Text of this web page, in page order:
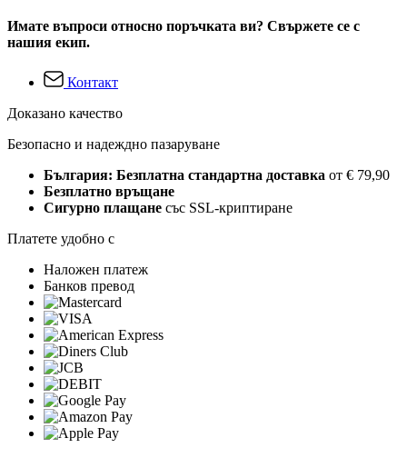
Имате въпроси относно поръчката ви? Свържете се с
нашия екип.
Контакт
Доказано качество
Безопасно и надеждно пазаруване
България: Безплатна стандартна доставка от € 79,90
Безплатно връщане
Сигурно плащане със SSL-криптиране
Платете удобно с
Наложен платеж
Банков превод